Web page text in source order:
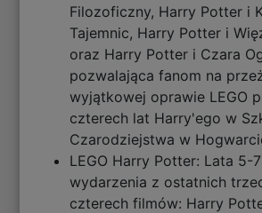
Filozoficzny, Harry Potter i
Tajemnic, Harry Potter i
oraz Harry Potter i Czara
pozwalająca fanom na
wyjątkowej oprawie LEGO
czterech lat Harry'ego w
Czarodziejstwa w
LEGO Harry Potter: Lata 5-
wydarzenia z ostatnich
czterech filmów: Harry